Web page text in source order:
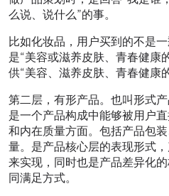
么说、说什么”的事。
比如化妆品，用户买到的不是
是“美容或滋养皮肤、青春健康
供“美容、滋养皮肤、青春健康
第二层，有形产品。也叫形式
是一个产品构成中能够被用户
和内在质量方面。包括产品包
量。是产品核心层的表现形式
来实现，同时也是产品差异化
同满足方式。